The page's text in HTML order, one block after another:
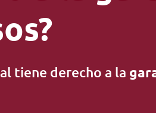
tiene derecho a la